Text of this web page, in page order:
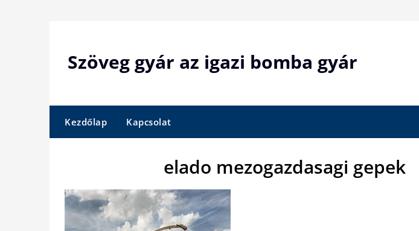
Szöveg gyár az igazi bomba gyár
Kezdőlap Kapcsolat
elado mezogazdasagi gepek